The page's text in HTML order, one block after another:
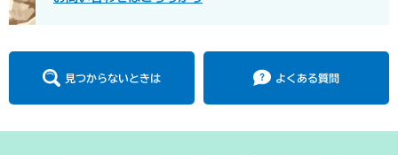
見つからないときは よくある質問